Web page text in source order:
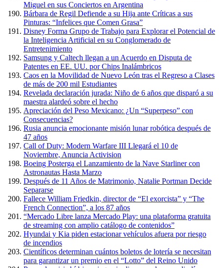
Miguel en sus Conciertos en Argentina
Bárbara de Regil Defiende a su Hija ante Críticas a sus
Pinturas: “Infelices que Comen Grasa”
Disney Forma Grupo de Trabajo para Explorar el Potencial de
la Inteligencia Artificial en su Conglomerado de
Entretenimiento
Samsung y Caltech llegan a un Acuerdo en Disputa de
Patentes en EE. UU. por Chips Inalámbricos
Caos en la Movilidad de Nuevo León tras el Regreso a Clases
de más de 200 mil Estudiantes
Revelada declaración jurada: Niño de 6 años que disparó a su
maestra alardeó sobre el hecho
Apreciación del Peso Mexicano: ¿Un “Superpeso” con
Consecuencias?
Rusia anuncia emocionante misión lunar robótica después de
47 años
Call of Duty: Modern Warfare III Llegará el 10 de
Noviembre, Anuncia Activision
Boeing Posterga el Lanzamiento de la Nave Starliner con
Astronautas Hasta Marzo
Después de 11 Años de Matrimonio, Natalie Portman Decide
Separarse
Fallece William Friedkin, director de “El exorcista” y “The
French Connection”, a los 87 años
“Mercado Libre lanza Mercado Play: una plataforma gratuita
de streaming con amplio catálogo de contenidos”
Hyundai y Kia piden estacionar vehículos afuera por riesgo
de incendios
Científicos determinan cuántos boletos de lotería se necesitan
para garantizar un premio en el “Lotto” del Reino Unido